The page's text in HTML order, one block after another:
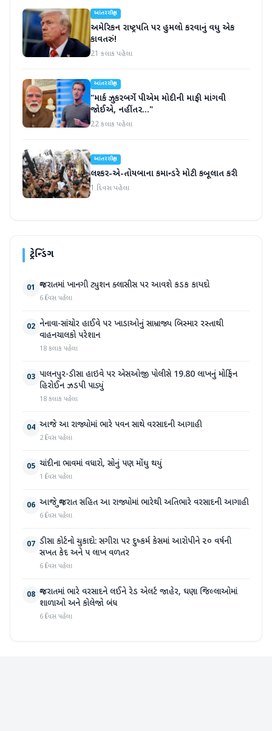
આંતરરાષ્ટ્રીય
અમેરિકન રાષ્ટ્રપતિ પર હુમલો કરવાનું વધુ એક
કાવતરું!
21 કલાક પહેલા
આંતરરાષ્ટ્રીય
"માર્ક ઝુકરબર્ગે પીએમ મોદીની માફી માંગવી
જોઈએ, નહીંતર..."
22 કલાક પહેલા
આંતરરાષ્ટ્રીય
લશ્કર-એ-તોયબાના કમાન્ડરે મોટી કબૂલાત કરી
1 દિવસ પહેલા
ટ્રેન્ડિંગ
01 ગુજરાતમાં ખાનગી ટ્યુશન ક્લાસીસ પર આવશે કડક કાયદો
6 દિવસ પહેલા
02 નેનાવા-સાંચોર હાઈવે પર ખાડાઓનું સામ્રાજ્ય બિસ્માર રસ્તાથી
વાહનચાલકો પરેશાન
18 કલાક પહેલા
03 પાલનપુર-ડીસા હાઇવે પર એસઓજી પોલીસે 19.80 લાખનું મોર્ફિન
હિરોઈન ઝડપી પાડ્યું
18 કલાક પહેલા
04 આજે આ રાજ્યોમાં ભારે પવન સાથે વરસાદની આગાહી
2 દિવસ પહેલા
05 ચાંદીના ભાવમાં વધારો, સોનું પણ મોંઘુ થયું
1 દિવસ પહેલા
06 આજે ગુજરાત સહિત આ રાજ્યોમાં ભારેથી અતિભારે વરસાદની આગાહી
6 દિવસ પહેલા
07 ડીસા કોર્ટનો ચુકાદો: સગીરા પર દુષ્કર્મ કેસમાં આરોપીને ૨૦ વર્ષની
સખત કેદ અને ૫ લાખ વળતર
6 દિવસ પહેલા
08 ગુજરાતમાં ભારે વરસાદને લઈને રેડ એલર્ટ જાહેર, ઘણા જિલ્લાઓમાં
શાળાઓ અને કોલેજો બંધ
6 દિવસ પહેલા